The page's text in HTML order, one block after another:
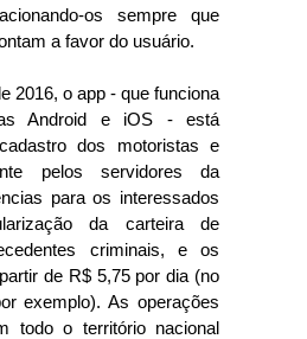
os sempre que
a favor do usuário.
2016, o app - que funciona
Android e iOS - está
dos motoristas e
pelos servidores da
para os interessados
da carteira de
criminais, e os
de R$ 5,75 por dia (no
exemplo). As operações
todo o território nacional